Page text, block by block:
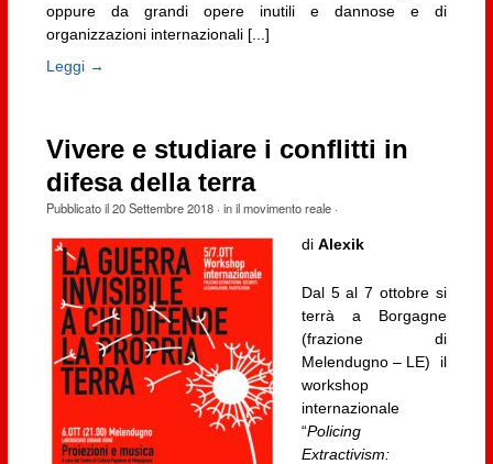
oppure da grandi opere inutili e dannose e di
organizzazioni internazionali [...]
Leggi →
Vivere e studiare i conflitti in
difesa della terra
Pubblicato il20 Settembre 2018· inil movimento reale·
di Alexik
Dal 5 al 7 ottobre si
terrà a Borgagne
(frazione di
Melendugno – LE) il
workshop
internazionale
“Policing
Extractivism: